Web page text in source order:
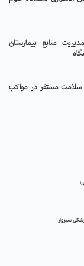
منابع بیمارستان
سلامت مستقر در مواکب
سبزوار